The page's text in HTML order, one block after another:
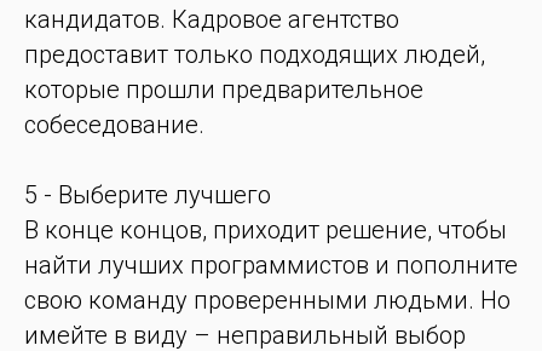
кандидатов. Кадровое агентство
предоставит только подходящих людей,
которые прошли предварительное
собеседование.
5 - Выберите лучшего
В конце концов, приходит решение, чтобы
найти лучших программистов и пополните
свою команду проверенными людьми. Но
имейте в виду – неправильный выбор